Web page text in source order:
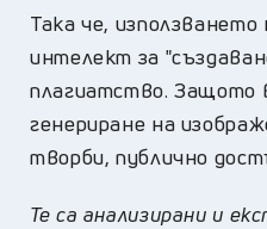
Така че,
интелект за
плагиатство. Защото
генериране на
творби, публично
Те са анализирани и